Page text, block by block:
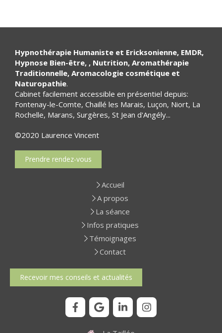
Hypnothérapie Humaniste et Ericksonienne, EMDR,
Hypnose Bien-être, , Nutrition, Aromathérapie
Traditionnelle, Aromacologie cosmétique et
Naturopathie.
Cabinet facilement accessible en présentiel depuis:
Fontenay-le-Comte, Chaillé les Marais, Luçon, Niort, La
Rochelle, Marans, Surgères, St Jean d'Angély...
©2020 Laurence Vincent
Prendre rendez-vous
Accueil
A propos
La séance
Infos pratiques
Témoignages
Contact
Recevoir mes conseils et actualités